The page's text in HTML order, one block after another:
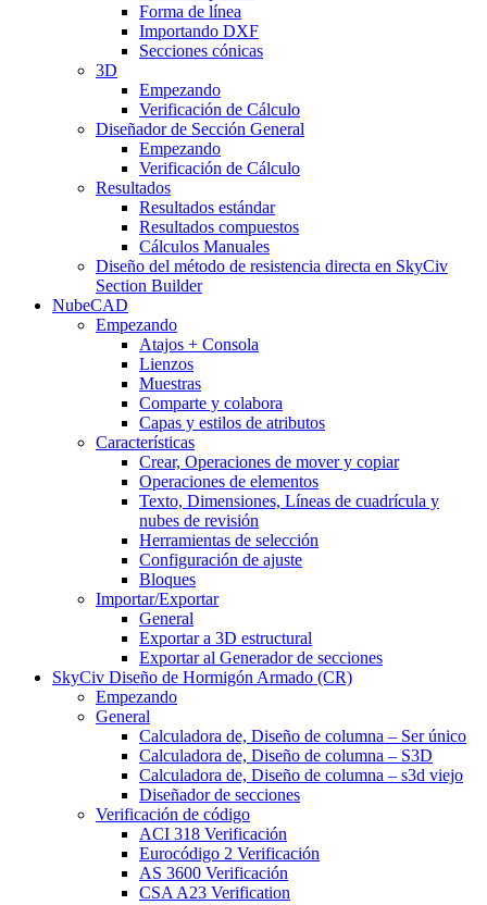
Forma de línea
Importando DXF
Secciones cónicas
3D
Empezando
Verificación de Cálculo
Diseñador de Sección General
Empezando
Verificación de Cálculo
Resultados
Resultados estándar
Resultados compuestos
Cálculos Manuales
Diseño del método de resistencia directa en SkyCiv
Section Builder
NubeCAD
Empezando
Atajos + Consola
Lienzos
Muestras
Comparte y colabora
Capas y estilos de atributos
Características
Crear, Operaciones de mover y copiar
Operaciones de elementos
Texto, Dimensiones, Líneas de cuadrícula y
nubes de revisión
Herramientas de selección
Configuración de ajuste
Bloques
Importar/Exportar
General
Exportar a 3D estructural
Exportar al Generador de secciones
SkyCiv Diseño de Hormigón Armado (CR)
Empezando
General
Calculadora de, Diseño de columna – Ser único
Calculadora de, Diseño de columna – S3D
Calculadora de, Diseño de columna – s3d viejo
Diseñador de secciones
Verificación de código
ACI 318 Verificación
Eurocódigo 2 Verificación
AS 3600 Verificación
CSA A23 Verification